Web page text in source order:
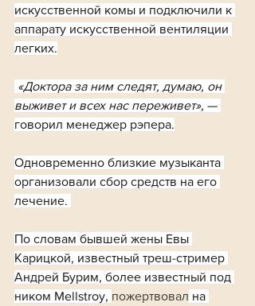
искусственной комы и подключили к
аппарату искусственной вентиляции
легких.
выживет и всех нас переживет», —
говорил менеджер рэпера.
Одновременно близкие музыканта
организовали сбор средств на его
лечение.
По словам бывшей жены Евы
Карицкой, известный треш-стример
Андрей Бурим, более известный под
ником Mellstroy, пожертвовал на